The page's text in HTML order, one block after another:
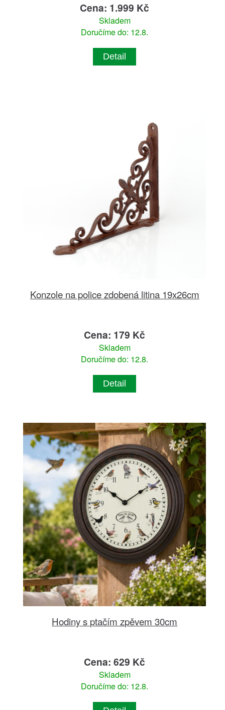
Cena: 1.999 Kč
Skladem
Doručíme do: 12.8.
Detail
Konzole na police zdobená litina 19x26cm
Cena: 179 Kč
Skladem
Doručíme do: 12.8.
Detail
Hodiny s ptačím zpěvem 30cm
Cena: 629 Kč
Skladem
Doručíme do: 12.8.